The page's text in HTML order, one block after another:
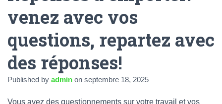
venez avec vos
questions, repartez avec
des réponses!
Published by admin on septembre 18, 2025
Vous avez des questionnements sur votre travail et vos